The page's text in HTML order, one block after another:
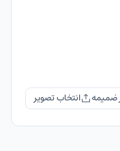
ضمیمه